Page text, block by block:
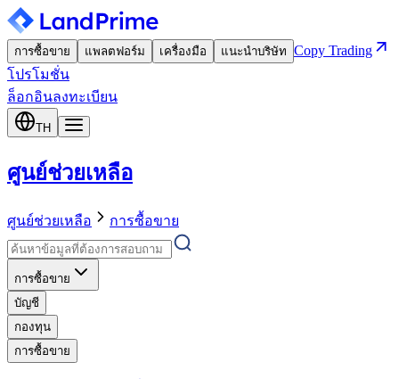
การซื้อขาย แพลตฟอร์ม เครื่องมือ แนะนำบริษัท Copy Trading
โปรโมชั่น
ล็อกอินลงทะเบียน
TH
ศูนย์ช่วยเหลือ
ศูนย์ช่วยเหลือ การซื้อขาย
การซื้อขาย
บัญชี
กองทุน
การซื้อขาย